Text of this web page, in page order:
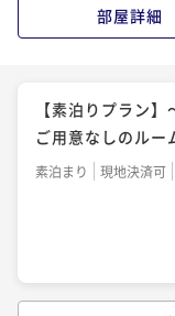
【お部屋食】「
【料亭食】「季
二食付き 現地決済可
～
二食付き 現地決済可
【料亭食】「松茸
部屋詳細
【素泊りプラン
ご用意なしのルー
素泊まり 現地決済可